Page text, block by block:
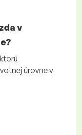
v
úrovne v